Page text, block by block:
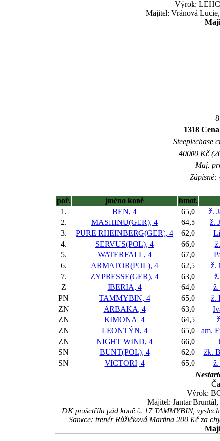
Výrok:
Majitel: Vránová
1318
Steeplechase
40000 Kč
Maj.
Zápisné:
poř. jméno koně
hmot.
1.
BEN, 4 65,0
ž.
2.
MASHINU(GER), 4 64,5
ž.
3.
PURE RHEINBERG(GER), 4 62,0
4.
SERVUS(POL), 4 66,0
5.
WATERFALL, 4 67,0
6.
ARMATOR(POL), 4 62,5
ž.
7.
ZYPRESSE(GER), 4 63,0
Z
IBERIA, 4 64,0
PN
TAMMYBIN, 4 65,0
ž.
ZN
ARBAKA, 4 63,0
ZN
KIMONA, 4 64,5
ZN
LEONTÝN, 4 65,0
am.
ZN
NIGHT WIND, 4 66,0
SN
BUNT(POL), 4 62,0
žk.
SN
VICTORI, 4 65,0
ž.
Výrok:
Majitel: Jantar
DK prošetřila pád koně č. 17 TAMMYBIN,
Sankce: trenér Růžičková Martina 200 Kč za